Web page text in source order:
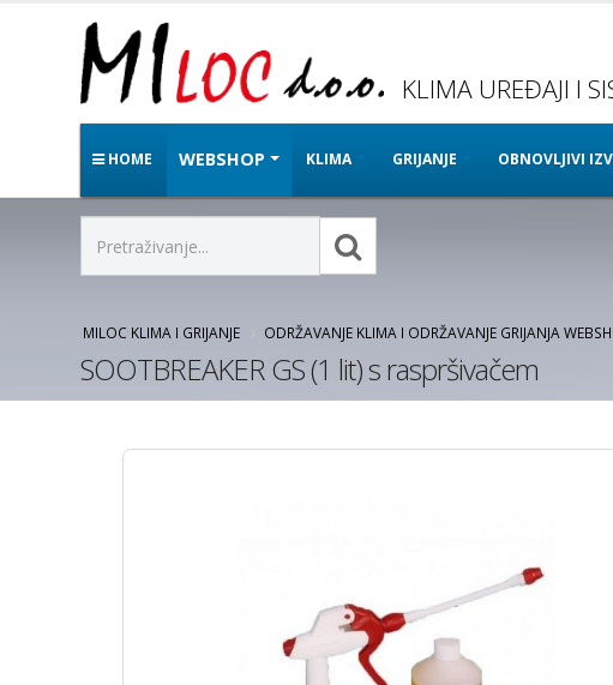
KLIMA UREĐAJI I
HOME WEBSHOP KLIMA GRIJANJE OBNOVLJIVI
MILOC KLIMA I GRIJANJE ODRŽAVANJE KLIMA I ODRŽAVANJE GRIJANJA
SOOTBREAKER GS (1 lit) s raspršivačem